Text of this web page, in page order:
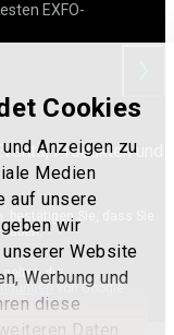
Cookies
Anzeigen zu
Medien
auf unsere
wir
Website
Werbung und
diese
Daten
EXFO-
Produkten und
bestätigen Sie, dass Sie
gelten die
von Google.